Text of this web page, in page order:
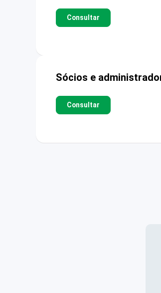
Consultar
Sócios e
Consultar